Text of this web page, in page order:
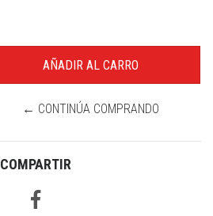
← CONTINÚA COMPRANDO
COMPARTIR